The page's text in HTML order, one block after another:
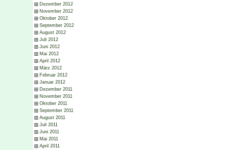
Dezember 2012
November 2012
Oktober 2012
September 2012
August 2012
Juli 2012
Juni 2012
Mai 2012
April 2012
März 2012
Februar 2012
Januar 2012
Dezember 2011
November 2011
Oktober 2011
September 2011
August 2011
Juli 2011
Juni 2011
Mai 2011
April 2011